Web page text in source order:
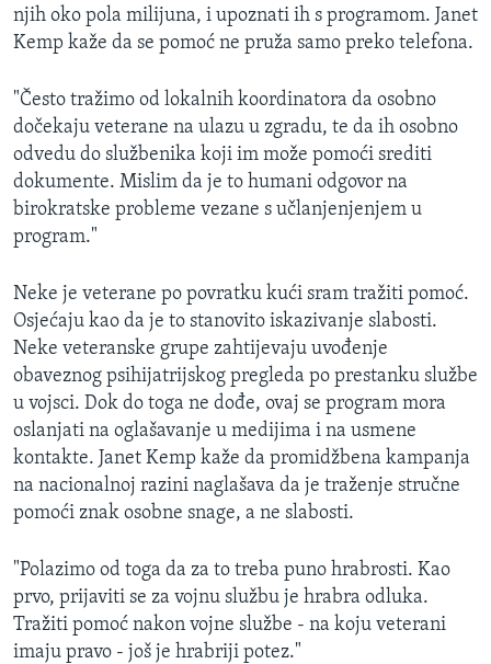
njih oko pola milijuna, i upoznati ih s programom. Janet
Kemp kaže da se pomoć ne pruža samo preko telefona.
"Često tražimo od lokalnih koordinatora da osobno
dočekaju veterane na ulazu u zgradu, te da ih osobno
odvedu do službenika koji im može pomoći srediti
dokumente. Mislim da je to humani odgovor na
birokratske probleme vezane s učlanjenjenjem u
program."
Neke je veterane po povratku kući sram tražiti pomoć.
Osjećaju kao da je to stanovito iskazivanje slabosti.
Neke veteranske grupe zahtijevaju uvođenje
obaveznog psihijatrijskog pregleda po prestanku službe
u vojsci. Dok do toga ne dođe, ovaj se program mora
oslanjati na oglašavanje u medijima i na usmene
kontakte. Janet Kemp kaže da promidžbena kampanja
na nacionalnoj razini naglašava da je traženje stručne
pomoći znak osobne snage, a ne slabosti.
"Polazimo od toga da za to treba puno hrabrosti. Kao
prvo, prijaviti se za vojnu službu je hrabra odluka.
Tražiti pomoć nakon vojne službe - na koju veterani
imaju pravo - još je hrabriji potez."